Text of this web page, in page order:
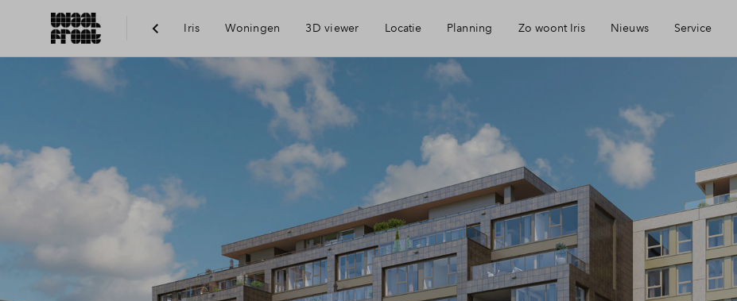
Iris Woningen 3D viewer Locatie
Duurzaamheid
Planning Zo woont Iris
Keuken: Iris by Siematic
Blog: Iris verhuist
Parkeren: zo werkt het in Iris
Nieuws Service
Financiele check
Financiering
Toewijzing